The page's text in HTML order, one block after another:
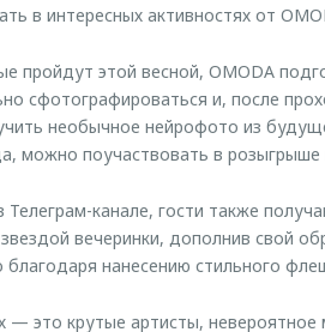
в интересных активностях от
пройдут этой весной, OMODA
сфотографироваться и, после
необычное нейрофото из
можно поучаствовать в розыгрыше
Телеграм-канале, гости также
вечеринки, дополнив свой
нанесению стильного
— это крутые артисты,